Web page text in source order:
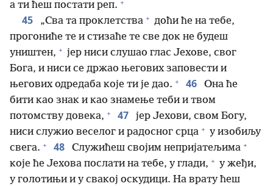
а ти ћеш постати реп. +
45 „Сва та проклетства + доћи ће на тебе,
прогониће те и стизаће те све док не будеш
уништен, + јер ниси слушао глас Јехове, свог
Бога, и ниси се држао његових заповести и
његових одредаба које ти је дао. + 46
Она ће
бити као знак и као знамење теби и твом
потомству довека, + 47
јер Јехови, свом Богу,
ниси служио веселог и радосног срца + у изобиљу
свега. + 48 Служићеш својим непријатељима +
које ће Јехова послати на тебе, у глади, + у жеђи,
у голотињи и у свакој оскудици. На врату ћеш